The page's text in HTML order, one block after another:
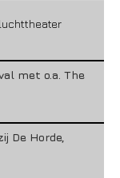
met o.a. The
De Horde,